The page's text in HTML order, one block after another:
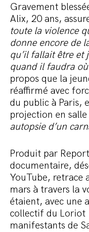
Gravement
Alix, 20 ans,
toute la violence
donne encore de
qu’il fallait être et
quand il faudra
propos que la
réaffirmé avec
du public à Paris,
projection en
autopsie d’un
Produit par
documentaire,
YouTube, retrace
mars à travers la
étaient, avec une
collectif du Loriot
manifestants de